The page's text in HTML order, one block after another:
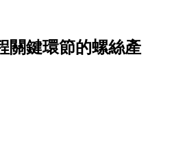
關鍵環節的螺絲產